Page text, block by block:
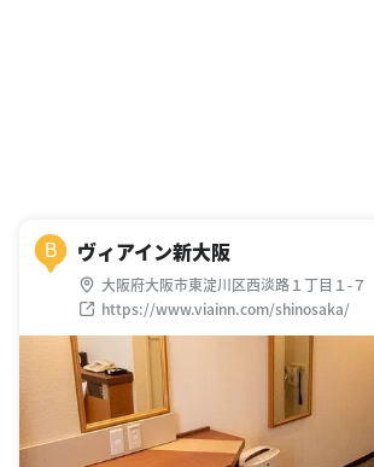
B ヴィアイン新大阪
大阪府大阪市東淀川区西淡路１丁目１-７
https://www.viainn.com/shinosaka/